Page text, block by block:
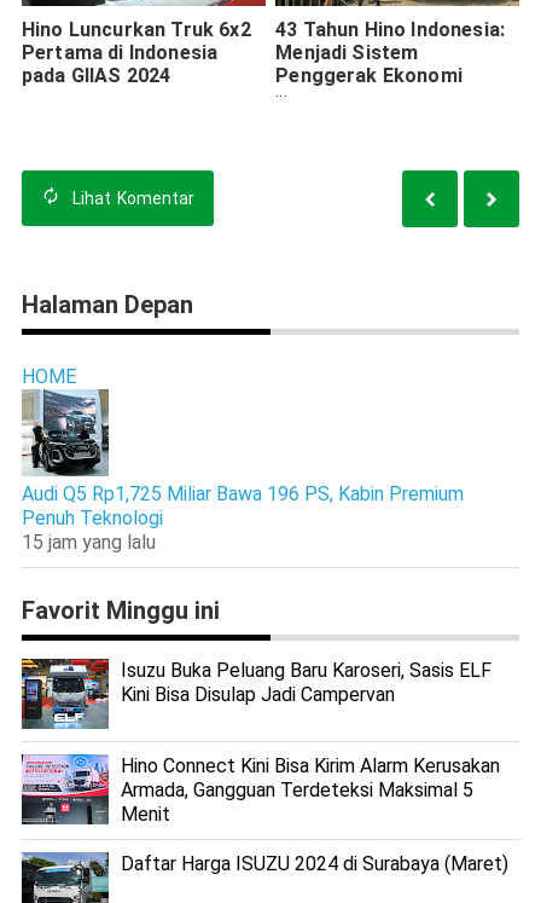
Hino Luncurkan Truk 6x2
Pertama di Indonesia
pada GIIAS 2024
43 Tahun Hino Indonesia:
Menjadi Sistem
Penggerak Ekonomi
Nasional
Lihat Komentar
Halaman Depan
HOME
Audi Q5 Rp1,725 Miliar Bawa 196 PS, Kabin Premium
Penuh Teknologi
15 jam yang lalu
Favorit Minggu ini
Isuzu Buka Peluang Baru Karoseri, Sasis ELF
Kini Bisa Disulap Jadi Campervan
Hino Connect Kini Bisa Kirim Alarm Kerusakan
Armada, Gangguan Terdeteksi Maksimal 5
Menit
Daftar Harga ISUZU 2024 di Surabaya (Maret)